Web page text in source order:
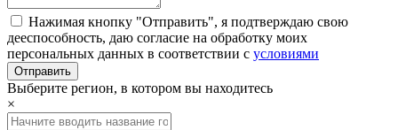
Нажимая кнопку "Отправить", я подтверждаю свою
дееспособность, даю согласие на обработку моих
персональных данных в соответствии с условиями
Выберите регион, в котором вы находитесь
×